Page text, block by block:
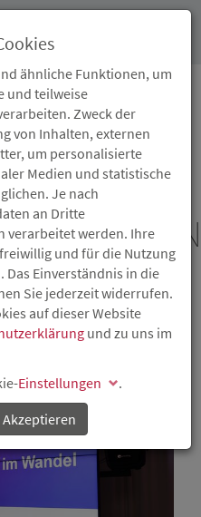
PFALZ
Investitionen,
ähnliche Funktionen, um
und teilweise
Zweck der
von Inhalten, externen
um personalisierte
Medien und statistische
Je nach
an Dritte
verarbeitet werden. Ihre
und für die Nutzung
Einverständnis in die
Sie jederzeit widerrufen.
auf dieser Website
und zu uns im
Einstellungen
.
Akzeptieren